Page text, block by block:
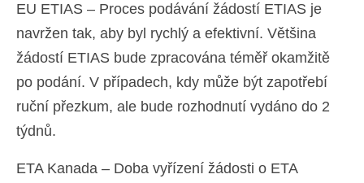
EU ETIAS – Proces podávání žádostí ETIAS je
navržen tak, aby byl rychlý a efektivní. Většina
žádostí ETIAS bude zpracována téměř okamžitě
po podání. V případech, kdy může být zapotřebí
ruční přezkum, ale bude rozhodnutí vydáno do 2
týdnů.
ETA Kanada – Doba vyřízení žádosti o ETA